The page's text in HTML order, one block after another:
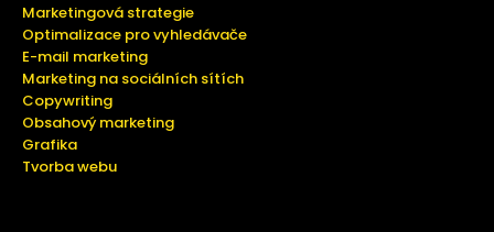
Marketingová strategie
Optimalizace pro vyhledávače
E-mail marketing
Marketing na sociálních sítích
Copywriting
Obsahový marketing
Grafika
Tvorba webu